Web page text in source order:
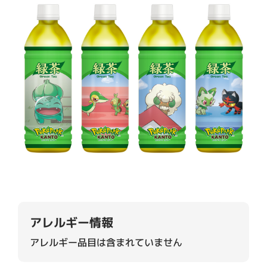
アレルギー情報
アレルギー品目は含まれていません